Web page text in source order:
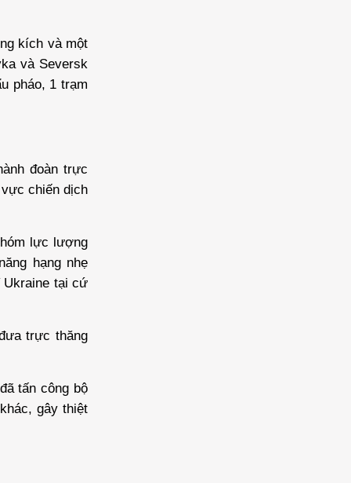
kích và một
và Seversk
pháo, 1 trạm
đoàn trực
chiến dịch
lực lượng
hạng nhẹ
Ukraine tại cứ
trực thăng
tấn công bộ
gây thiệt